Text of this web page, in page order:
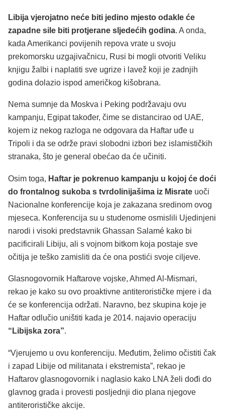
Libija vjerojatno neće biti jedino mjesto odakle će
zapadne sile biti protjerane sljedećih godina. A onda,
kada Amerikanci povijenih repova vrate u svoju
prekomorsku uzgajivačnicu, Rusi bi mogli otvoriti Veliku
knjigu žalbi i naplatiti sve ugrize i lavež koji je zadnjih
godina dolazio ispod američkog kišobrana.
Nema sumnje da Moskva i Peking podržavaju ovu
kampanju, Egipat također, čime se distancirao od UAE,
kojem iz nekog razloga ne odgovara da Haftar uđe u
Tripoli i da se održe pravi slobodni izbori bez islamističkih
stranaka, što je general obećao da će učiniti.
Osim toga, Haftar je pokrenuo kampanju u kojoj će doći
do frontalnog sukoba s tvrdolinijašima iz Misrate uoči
Nacionalne konferencije koja je zakazana sredinom ovog
mjeseca. Konferencija su u studenome osmislili Ujedinjeni
narodi i visoki predstavnik Ghassan Salamé kako bi
pacificirali Libiju, ali s vojnom bitkom koja postaje sve
očitija je teško zamisliti da će ona postići svoje ciljeve.
Glasnogovornik Haftarove vojske, Ahmed Al-Mismari,
rekao je kako su ovo proaktivne antiterorističke mjere i da
će se konferencija održati. Naravno, bez skupina koje je
Haftar odlučio uništiti kada je 2014. najavio operaciju
“Libijska zora”.
“Vjerujemo u ovu konferenciju. Međutim, želimo očistiti čak
i zapad Libije od militanata i ekstremista”, rekao je
Haftarov glasnogovornik i naglasio kako LNA želi dođi do
glavnog grada i provesti posljednji dio plana njegove
antiterorističke akcije.